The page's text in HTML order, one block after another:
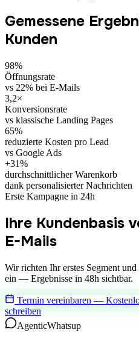
Gemessene
Kunden
98%
Öffnungsrate
vs 22% bei E-Mails
3,2×
Konversionsrate
vs klassische Landing Pages
65%
reduzierte Kosten pro Lead
vs Google Ads
+31%
durchschnittlicher Warenkorb
dank personalisierter Nachrichten
Erste Kampagne in 24h
Ihre Kundenbasis
E-Mails
Wir richten Ihr erstes Segment
ein — Ergebnisse in 48h sichtbar.
Termin vereinbaren —
schreiben
AgenticWhatsup